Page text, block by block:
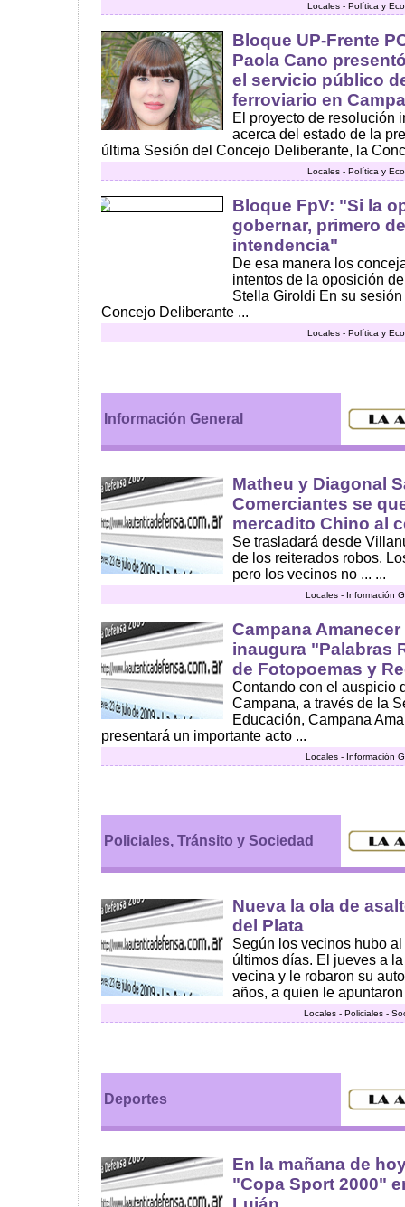
Locales - Política y
Bloque UP-Frente
Paola Cano
el servicio público
ferroviario en
El proyecto de resolución
acerca del estado de la
última Sesión del Concejo Deliberante, la
Locales - Política y
Bloque FpV: "Si la
gobernar, primero
intendencia"
De esa manera los
intentos de la oposición
Stella Giroldi En su
Concejo Deliberante ...
Locales - Política y
Información General
Matheu y Diagonal
Comerciantes se
mercadito Chino al
Se trasladará desde
de los reiterados robos.
pero los vecinos no ... ...
Locales - Información
Campana
inaugura "Palabras
de Fotopoemas y
Contando con el auspicio
Campana, a través de la
Educación, Campana
presentará un importante acto ...
Locales - Información
Policiales, Tránsito y Sociedad
Nueva la ola de
del Plata
Según los vecinos hubo
últimos días. El jueves a
vecina y le robaron su
años, a quien le
Locales - Policiales -
Deportes
En la mañana de
"Copa Sport 2000"